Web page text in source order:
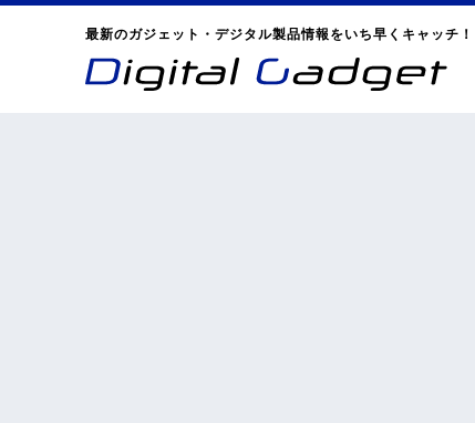
最新のガジェット・デジタル製品情報をいち早くキャッチ！